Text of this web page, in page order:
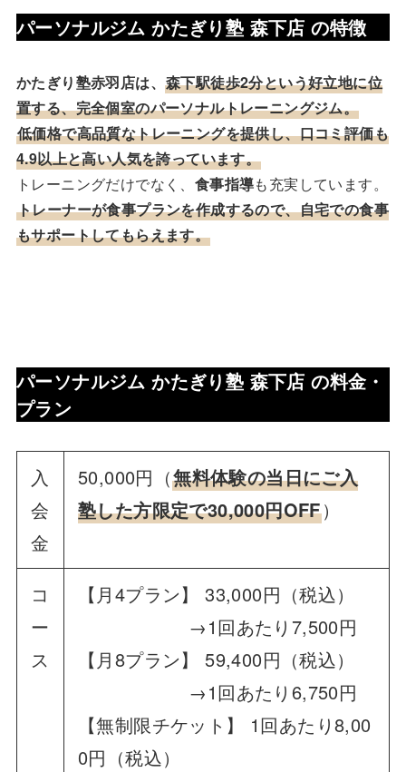
パーソナルジム かたぎり塾 森下店の特徴
かたぎり塾赤羽店は、 森下駅徒歩2分という好立地に位
置する、完全個室のパーソナルトレーニングジム。
低価格で高品質なトレーニングを提供し、口コミ評価も
4.9以上と高い人気を誇っています。
トレーニングだけでなく、 食事指導も充実しています。
トレーナーが食事プランを作成するので、自宅での食事
もサポートしてもらえます。
パーソナルジム かたぎり塾 森下店 の料金・
プラン
入
会
金
50,000円（無料体験の当日にご入
塾した方限定で30,000円OFF）
コ
ー
ス
【月4プラン】 33,000円（税込）
→1回あたり7,500円
【月8プラン】 59,400円（税込）
→1回あたり6,750円
【無制限チケット】 1回あたり8,00
0円（税込）